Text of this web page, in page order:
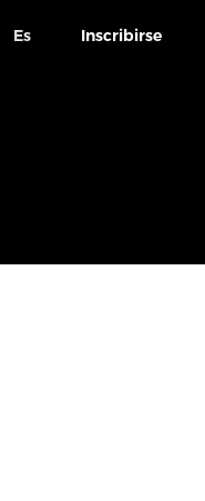
Es Inscribirse